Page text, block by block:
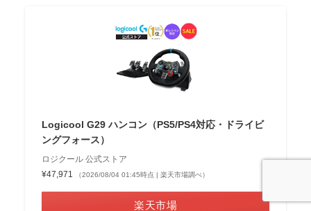
Logicool G29 ハンコン（PS5/PS4対応・ドライビ
ングフォース）
ロジクール 公式ストア
¥47,971
（2026/08/04 01:45時点 | 楽天市場調べ）
楽天市場